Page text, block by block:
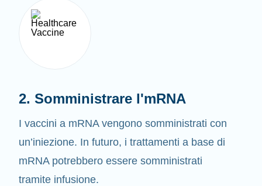
2. Somministrare l'mRNA
I vaccini a mRNA vengono somministrati con
un’iniezione. In futuro, i trattamenti a base di
mRNA potrebbero essere somministrati
tramite infusione.